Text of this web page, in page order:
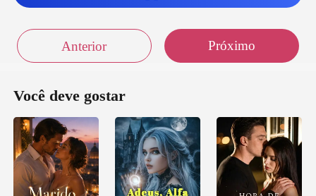
Anterior Próximo
Você deve gostar